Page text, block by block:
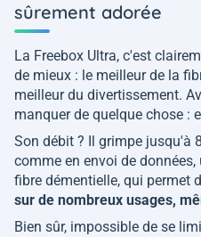
sûrement adorée
La Freebox Ultra, c'est
de mieux : le meilleur de la
meilleur du divertissement.
manquer de quelque chose :
Son débit ? Il grimpe jusqu'à
comme en envoi de
fibre démentielle, qui permet
sur de nombreux usages,
Bien sûr, impossible de se